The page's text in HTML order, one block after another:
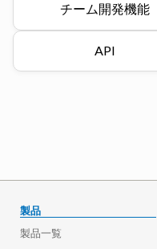
チーム開発機能
API
製品
製品一覧